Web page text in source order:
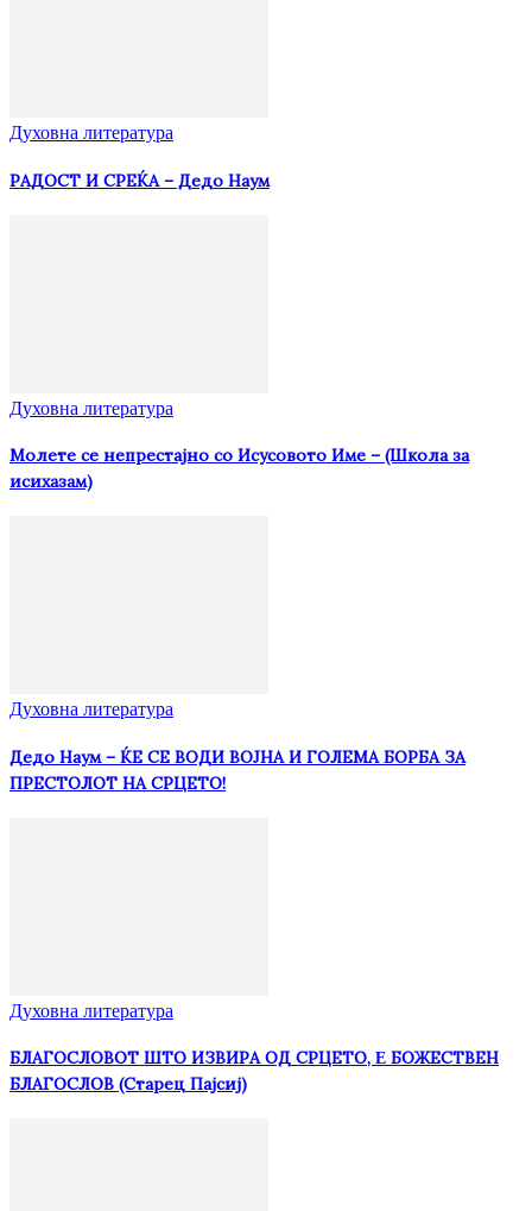
Духовна литература
РАДОСТ И СРЕЌА – Дедо Наум
Духовна литература
Молете се непрестајно со Исусовото Име – (Школа за
исихазам)
Духовна литература
Дедо Наум – ЌЕ СЕ ВОДИ ВОЈНА И ГОЛЕМА БОРБА ЗА
ПРЕСТОЛОТ НА СРЦЕТО!
Духовна литература
БЛАГОСЛОВОТ ШТО ИЗВИРА ОД СРЦЕТО, Ε БОЖЕСТВЕН
БЛАГОСЛОВ (Старец Пајсиј)